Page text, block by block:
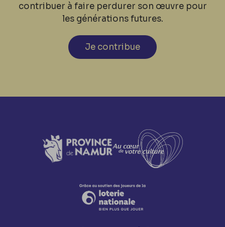
contribuer à faire perdurer son œuvre pour
les générations futures.
Je contribue